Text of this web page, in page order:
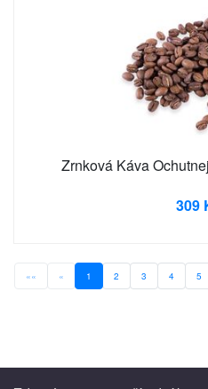
Zrnková Káva
309
«« « 1 2 3 4 5